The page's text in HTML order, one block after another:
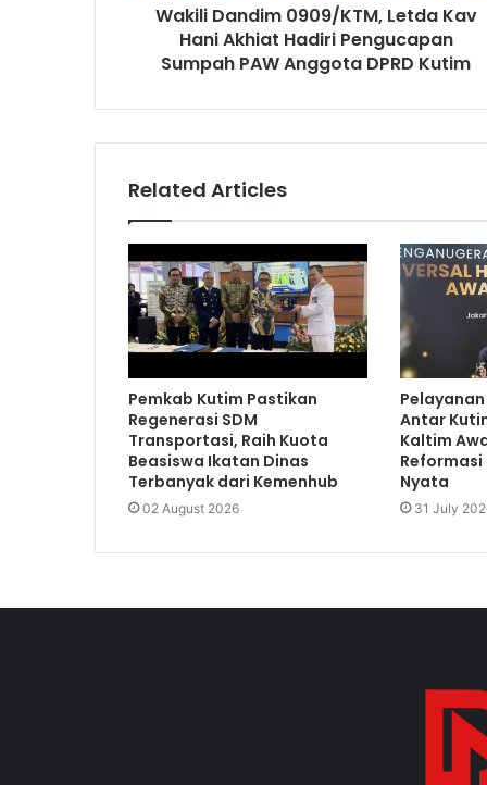
Wakili Dandim 0909/KTM, Letda Kav
Hani Akhiat Hadiri Pengucapan
Sumpah PAW Anggota DPRD Kutim
Related Articles
Pemkab Kutim Pastikan
Regenerasi SDM
Transportasi, Raih Kuota
Beasiswa Ikatan Dinas
Terbanyak dari Kemenhub
02 August 2026
Antar
Kaltim
Reformasi
Nyata
31 July